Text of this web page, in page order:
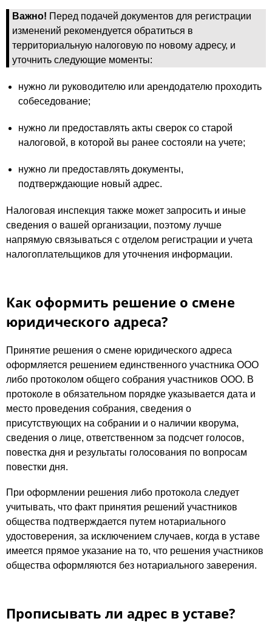
Важно! Перед подачей документов для регистрации
изменений рекомендуется обратиться в
территориальную налоговую по новому адресу, и
уточнить следующие моменты:
нужно ли руководителю или арендодателю проходить
собеседование;
нужно ли предоставлять акты сверок со старой
налоговой, в которой вы ранее состояли на учете;
нужно ли предоставлять документы,
подтверждающие новый адрес.
Налоговая инспекция также может запросить и иные
сведения о вашей организации, поэтому лучше
напрямую связываться с отделом регистрации и учета
налогоплательщиков для уточнения информации.
Как оформить решение о смене
юридического адреса?
Принятие решения о смене юридического адреса
оформляется решением единственного участника ООО
либо протоколом общего собрания участников ООО. В
протоколе в обязательном порядке указывается дата и
место проведения собрания, сведения о
присутствующих на собрании и о наличии кворума,
сведения о лице, ответственном за подсчет голосов,
повестка дня и результаты голосования по вопросам
повестки дня.
При оформлении решения либо протокола следует
учитывать, что факт принятия решений участников
общества подтверждается путем нотариального
удостоверения, за исключением случаев, когда в уставе
имеется прямое указание на то, что решения участников
общества оформляются без нотариального заверения.
Прописывать ли адрес в уставе?